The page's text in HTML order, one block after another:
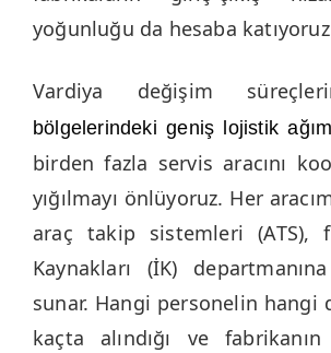
yoğunluğu da hesaba
Vardiya değişim
bölgelerindeki geniş lojistik
birden fazla servis aracını
yığılmayı önlüyoruz. Her
araç takip sistemleri (ATS),
Kaynakları (İK)
sunar. Hangi personelin hangi
kaçta alındığı ve fabrikanın